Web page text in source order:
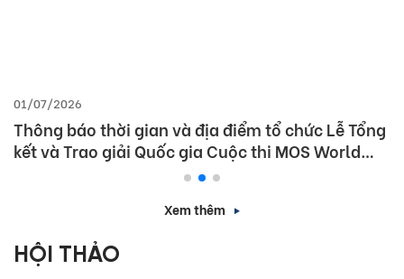
01/07/2026
Thông báo thời gian và địa điểm tổ chức Lễ Tổng
kết và Trao giải Quốc gia Cuộc thi MOS World
Xem thêm
HỘI THẢO